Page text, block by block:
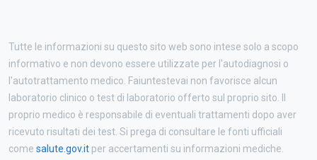
Tutte le informazioni su questo sito web sono intese solo a scopo
informativo e non devono essere utilizzate per l'autodiagnosi o
l'autotrattamento medico. Faiuntestevai non favorisce alcun
laboratorio clinico o test di laboratorio offerto sul proprio sito. Il
proprio medico è responsabile di eventuali trattamenti dopo aver
ricevuto risultati dei test. Si prega di consultare le fonti ufficiali
come salute.gov.it per accertamenti su informazioni mediche.